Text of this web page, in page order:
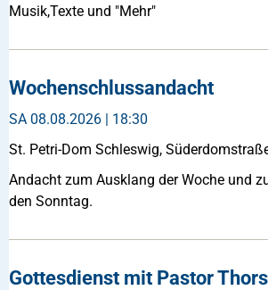
Musik,Texte und "Mehr"
Wochenschlussandacht
SA 08.08.2026 | 18:30
St. Petri-Dom Schleswig,
Andacht zum Ausklang der Woche und
den Sonntag.
Gottesdienst mit Pastor